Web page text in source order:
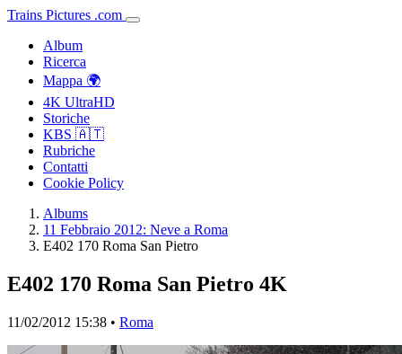
Trains Pictures .com
Album
Ricerca
Mappa 🌍
4K UltraHD
Storiche
KBS 🇦🇹
Rubriche
Contatti
Cookie Policy
Albums
11 Febbraio 2012: Neve a Roma
E402 170 Roma San Pietro
E402 170 Roma San Pietro 4K
11/02/2012 15:38 • Roma